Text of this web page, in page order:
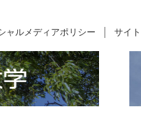
ャルメディアポリシー サイ